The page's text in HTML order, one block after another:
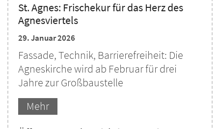
St. Agnes: Frischekur für das Herz des
Agnesviertels
29. Januar 2026
Fassade, Technik, Barrierefreiheit: Die
Agneskirche wird ab Februar für drei
Jahre zur Großbaustelle
Mehr